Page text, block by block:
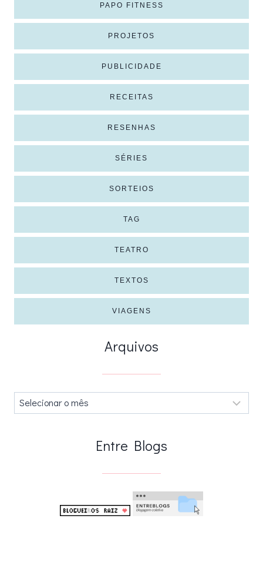
PAPO FITNESS
PROJETOS
PUBLICIDADE
RECEITAS
RESENHAS
SÉRIES
SORTEIOS
TAG
TEATRO
TEXTOS
VIAGENS
Arquivos
Arquivos
Entre Blogs